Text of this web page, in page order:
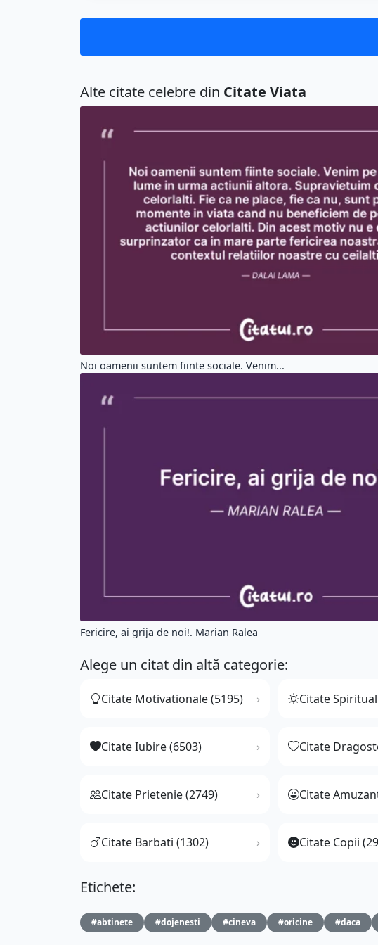
Alte citate celebre din Citate Viata
Noi oamenii suntem fiinte sociale. Venim...
Fericire, ai grija de noi!. Marian Ralea
Alege un citat din altă categorie:
Citate Motivationale (5195) Citate
Citate Iubire (6503) Citate
Citate Prietenie (2749) Citate
Citate Barbati (1302) Citate Copii
Etichete:
#abtinete #dojenesti #cineva #oricine #daca